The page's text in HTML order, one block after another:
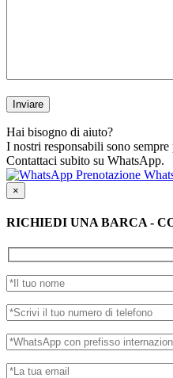
Hai bisogno di aiuto?
I nostri responsabili sono
Contattaci subito su WhatsApp.
Prenotazione
×
RICHIEDI UNA BARCA -